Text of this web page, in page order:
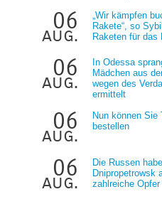
06
aug.
„Wir kämpfen
Rakete“, so
Raketen für das
06
aug.
In Odessa
Mädchen aus
wegen des
ermittelt
06
aug.
Nun können Sie
bestellen
06
aug.
Die Russen
Dnipropetrowsk
zahlreiche Opfer